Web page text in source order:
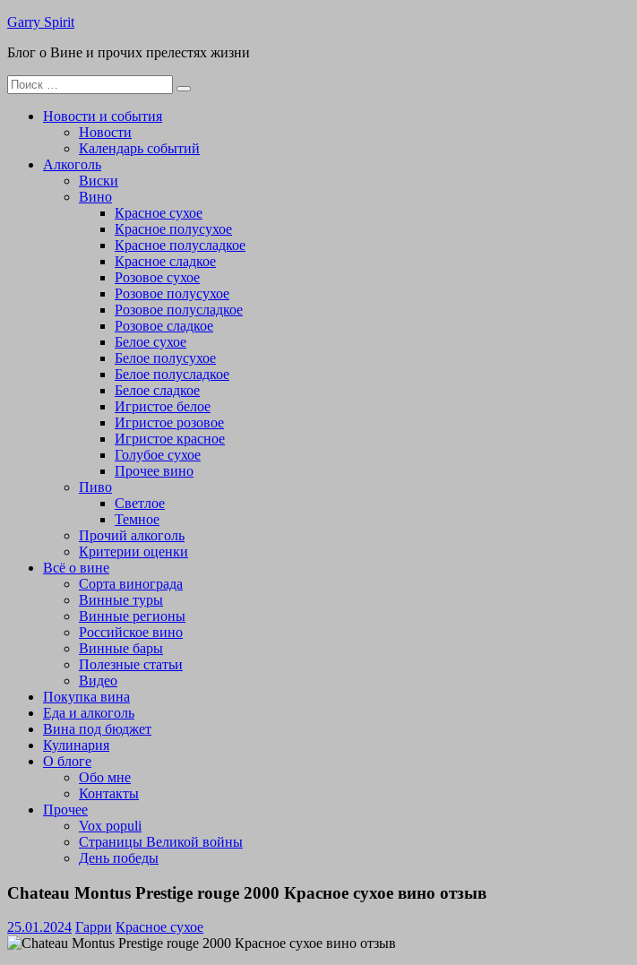
Перейти
содержимому
Garry Spirit
Блог о Вине и прочих прелестях жизни
Поиск
для:
Новости и события
Новости
Календарь событий
Алкоголь
Виски
Вино
Красное сухое
Красное полусухое
Красное полусладкое
Красное сладкое
Розовое сухое
Розовое полусухое
Розовое полусладкое
Розовое сладкое
Белое сухое
Белое полусухое
Белое полусладкое
Белое сладкое
Игристое белое
Игристое розовое
Игристое красное
Голубое сухое
Прочее вино
Пиво
Светлое
Темное
Прочий алкоголь
Критерии оценки
Всё о вине
Сорта винограда
Винные туры
Винные регионы
Российское вино
Винные бары
Полезные статьи
Видео
Покупка вина
Еда и алкоголь
Вина под бюджет
Кулинария
О блоге
Обо мне
Контакты
Прочее
Vox populi
Страницы Великой войны
День победы
Chateau Montus Prestige rouge 2000 Красное сухое вино отзыв
25.01.2024 Гарри Красное сухое